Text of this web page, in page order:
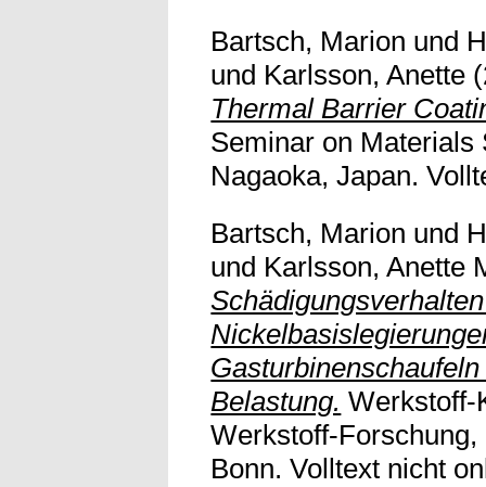
Bartsch, Marion und
und Karlsson, Anette
Thermal Barrier
Seminar on Materials
Nagaoka, Japan.
Bartsch, Marion und
und Karlsson, Anette
Belastung. Werkstoff-
Werkstoff-
Bonn. Volltext nicht